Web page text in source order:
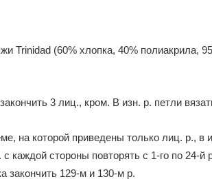
Trinidad (60% хлопка, 40% полиакрила,
3 лиц., кром. В изн. р. петли
на которой приведены только лиц. р., в
каждой стороны по­вторять с 1-го по 24-й
закончить 129-м и 130-м р.